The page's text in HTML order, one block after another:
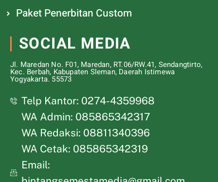
Paket Penerbitan Custom
SOCIAL MEDIA
Jl. Maredan No. F01, Maredan, RT.06/RW.41, Sendangtirto,
Kec. Berbah, Kabupaten Sleman, Daerah Istimewa
Yogyakarta. 55573
Telp Kantor: 0274-4359968
WA Admin: 085865342317
WA Redaksi: 08811340396
WA Cetak: 085865342319
Email: